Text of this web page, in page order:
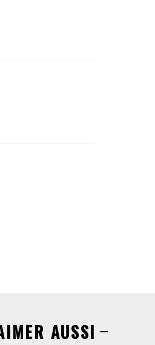
AUSSI